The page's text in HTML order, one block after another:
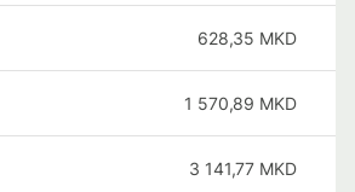
628,35 MKD
1 570,89 MKD
3 141,77 MKD